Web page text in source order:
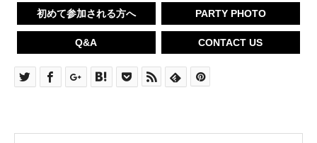
初めて参加される方へ PARTY PHOTO
Q&A CONTACT US